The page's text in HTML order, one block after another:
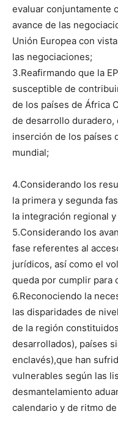
evaluar conjuntamente
avance de las
Unión Europea con
las negociaciones;
3.Reafirmando que la
susceptible de
de los países de África
de desarrollo duradero,
inserción de los países
mundial;
4.Considerando los
la primera y segunda
la integración regional
5.Considerando los
fase referentes al
jurídicos, así como el
queda por cumplir para
6.Reconociendo la
las disparidades de
de la región
desarrollados), países
enclavés),que han
vulnerables según las
desmantelamiento
calendario y de ritmo